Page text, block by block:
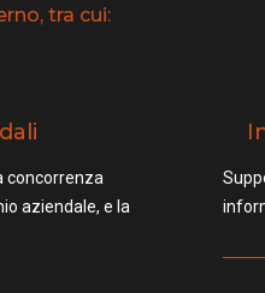
tra cui:
concorrenza
aziendale, e la